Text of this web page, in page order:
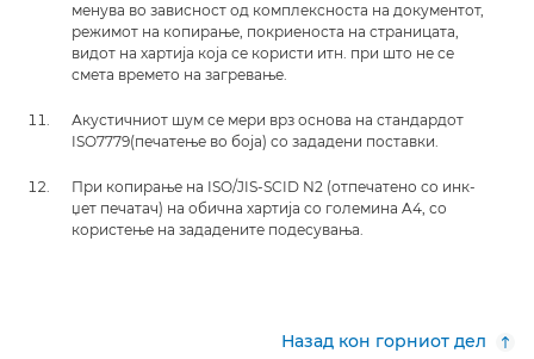
менува во зависност од комплексноста на документот,
режимот на копирање, покриеноста на страницата,
видот на хартија која се користи итн. при што не се
смета времето на загревање.
Акустичниот шум се мери врз основа на стандардот
ISO7779(печатење во боја) со зададени поставки.
При копирање на ISO/JIS-SCID N2 (отпечатено со инк-
џет печатач) на обична хартија со големина A4, со
користење на зададените подесувања.
Назад кон горниот дел